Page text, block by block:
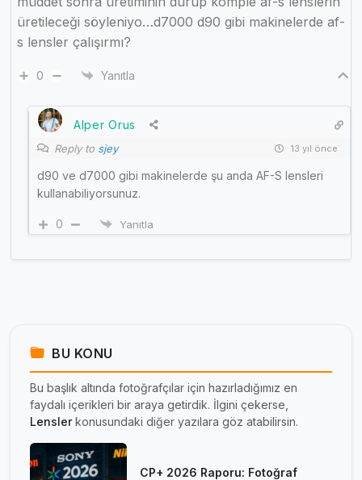
üretileceği söyleniyo…d7000 d90 gibi makinelerde af-
s lensler çalışırmı?
0 Yanıtla
Alper Orus
Reply to sjey 13 yıl önce
d90 ve d7000 gibi makinelerde şu anda AF-S lensleri
kullanabiliyorsunuz.
0 Yanıtla
BU KONU
Bu başlık altında fotoğrafçılar için hazırladığımız en
faydalı içerikleri bir araya getirdik. İlgini çekerse,
Lenslerkonusundaki diğer yazılara göz atabilirsin.
CP+ 2026 Raporu: Fotoğraf